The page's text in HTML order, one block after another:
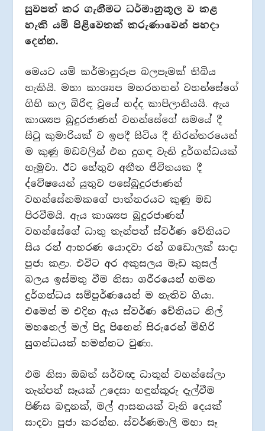
සුවපත් කර ගැනීමට ධර්මානුකූල ව කළ
හැකි යම් පිළිවෙතක් කරුණාවෙන් පහදා
දෙන්න.
මෙයට යම් කර්මානුරූප බලපෑමක් තිබිය
හැකියි. මහා කාශ්‍යප මහරහතන් වහන්සේගේ
ගිහි කල බිරිඳ වූයේ භද්ද කාපිලානියයි. ඇය
කාශ්‍යප බුදුරජාණන් වහන්සේගේ සමයේ දී
සිටු කුමාරියක් ව ඉපදී සිටිය දී නිරන්තරයෙන්
ම කුණු මඩවලින් එන දුගඳ වැනි දුර්ගන්ධයක්
හැමුවා. ඊට හේතුව අතීත ජීවිතයක දී
ද්වේෂයෙන් යුතුව පසේබුදුරජාණන්
වහන්සේනමකගේ පාත්තරයට කුණු මඩ
පිරවීමයි. ඇය කාශ්‍යප බුදුරජාණන්
වහන්සේගේ ධාතු තැන්පත් ස්වර්ණ චේතියට
සිය රන් ආභරණ යොදවා රන් ගඩොලක් සාදා
පූජා කළා. එවිට අර අකුසලය මැඩ කුසල්
බලය ඉස්මතු වීම නිසා ශරීරයෙන් හමන
දුර්ගන්ධය සම්පූර්ණයෙන් ම නැතිව ගියා.
එමෙන් ම එදින ඇය ස්වර්ණ චේතියට නිල්
මහනෙල් මල් පිදූ පිනෙන් සිරුරෙන් මිහිරි
සුගන්ධයක් හමන්නට වුණා.
එම නිසා ඔබත් සර්වඥ ධාතූන් වහන්සේලා
තැන්පත් සෑයක් උදෙසා හඳුන්කූරු දැල්වීම
පිණිස බඳුනක්, මල් ආසනයක් වැනි දෙයක්
සාදවා පූජා කරන්න. ස්වර්ණමාලි මහා සෑ